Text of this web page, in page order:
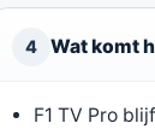
4 Wat komt
F1 TV Pro